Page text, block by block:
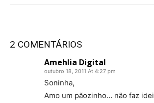
2 COMENTÁRIOS
Amehlia Digital
outubro 18, 2011 At 4:27 pm
Soninha,
Amo um pãozinho… não faz